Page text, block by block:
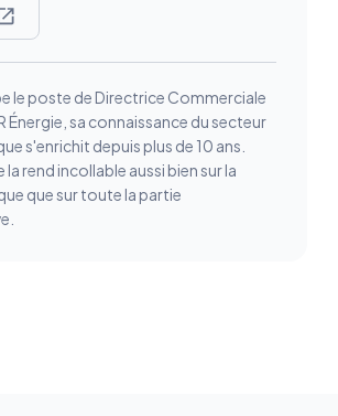
le poste de Directrice Commerciale
Énergie, sa connaissance du secteur
s'enrichit depuis plus de 10 ans.
rend incollable aussi bien sur la
que sur toute la partie